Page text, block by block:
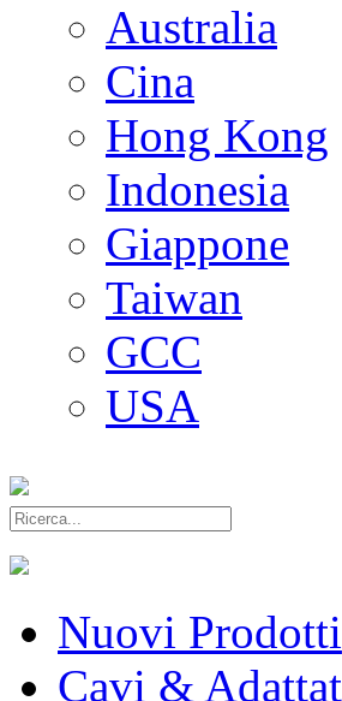
Australia
Cina
Hong Kong
Indonesia
Giappone
Taiwan
GCC
USA
Nuovi Prodotti
Cavi &